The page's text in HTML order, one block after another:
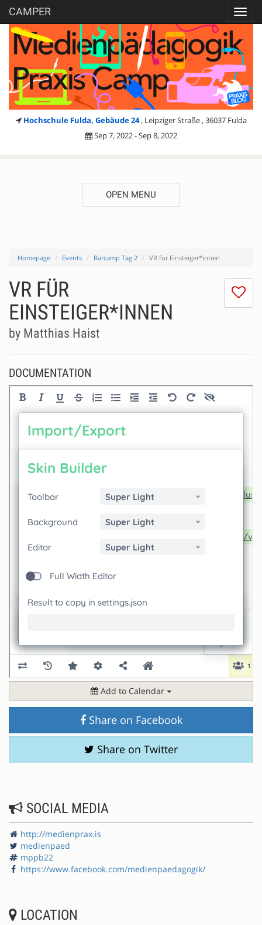
CAMPER
Hochschule Fulda, Gebäude 24 , Leipziger Straße , 36037 Fulda
Sep 7, 2022 - Sep 8, 2022
OPEN MENU
Homepage Events Barcamp Tag 2 VR für Einsteiger*innen
I
VR FÜR
EINSTEIGER*INNEN
by Matthias Haist
DOCUMENTATION
Add to Calendar
Share on Facebook
Share on Twitter
SOCIAL MEDIA
http://medienprax.is
medienpaed
mppb22
https://www.facebook.com/medienpaedagogik/
LOCATION